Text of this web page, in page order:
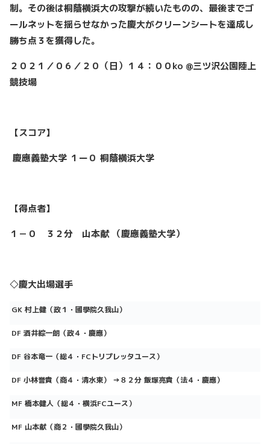
制。その後は桐蔭横浜大の攻撃が続いたものの、最後までゴ
ールネットを揺らせなかった慶大がクリーンシートを達成し
勝ち点３を獲得した。
２０２１／０６／２０（日）１４：００ko @三ツ沢公園陸上
競技場
【スコア】
慶應義塾大学 １ー０ 桐蔭横浜大学
【得点者】
１－０
３２分 山本献 （慶應義塾大学）
◇慶大出場選手
GK 村上健（政１・國學院久我山）
DF 酒井綜一朗（政４・慶應）
DF 谷本竜一（総４・FCトリプレッタユース）
DF 小林誉貴（商４・清水東） →８２分 飯塚亮貴（法４・慶應）
MF 橋本健人（総４・横浜FCユース）
MF 山本献（商２・國學院久我山）